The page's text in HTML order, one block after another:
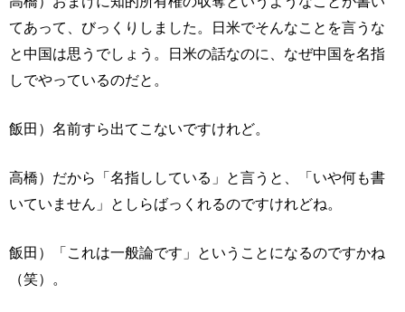
てあって、びっくりしました。日米でそんなことを言うな
と中国は思うでしょう。日米の話なのに、なぜ中国を名指
しでやっているのだと。
飯田）名前すら出てこないですけれど。
高橋）だから「名指ししている」と言うと、「いや何も書
いていません」としらばっくれるのですけれどね。
飯田）「これは一般論です」ということになるのですかね
（笑）。